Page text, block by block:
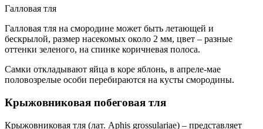
Галловая тля
Галловая тля на смородине может быть летающей и
бескрылой, размер насекомых около 2 мм, цвет – разные
оттенки зеленого, на спинке коричневая полоса.
Самки откладывают яйца в коре яблонь, в апреле-мае
половозрелые особи перебираются на кусты смородины.
Крыжовниковая побеговая тля
Крыжовниковая тля (лат. Aphis grossulariae) – представляет